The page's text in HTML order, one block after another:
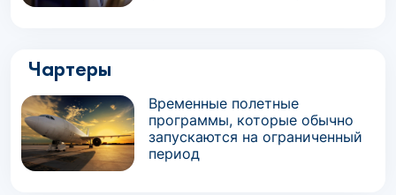
Чартеры
Временные полетные
программы, которые обычно
запускаются на ограниченный
период